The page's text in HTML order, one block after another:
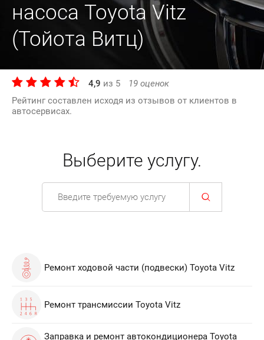
насоса Toyota Vitz
(Тойота Витц)
4,9 из 5 19 оценок
Рейтинг составлен исходя из отзывов от клиентов в
автосервисах.
Выберите услугу.
Ремонт ходовой части (подвески) Toyota Vitz
Ремонт трансмиссии Toyota Vitz
Заправка и ремонт автокондиционера Toyota